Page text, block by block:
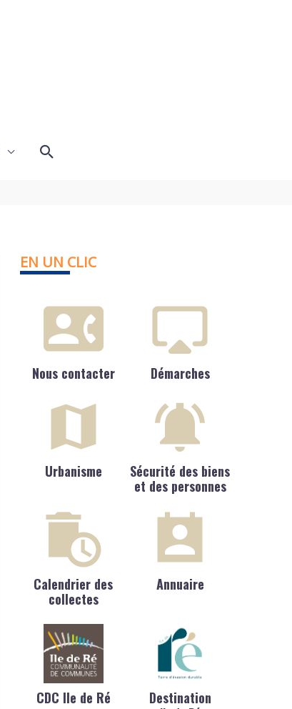
Rechercher
EN UN CLIC
Nous contacter Démarches
Urbanisme
Sécurité des biens
et des personnes
Calendrier des
collectes
Annuaire
CDC Ile de Ré Destination